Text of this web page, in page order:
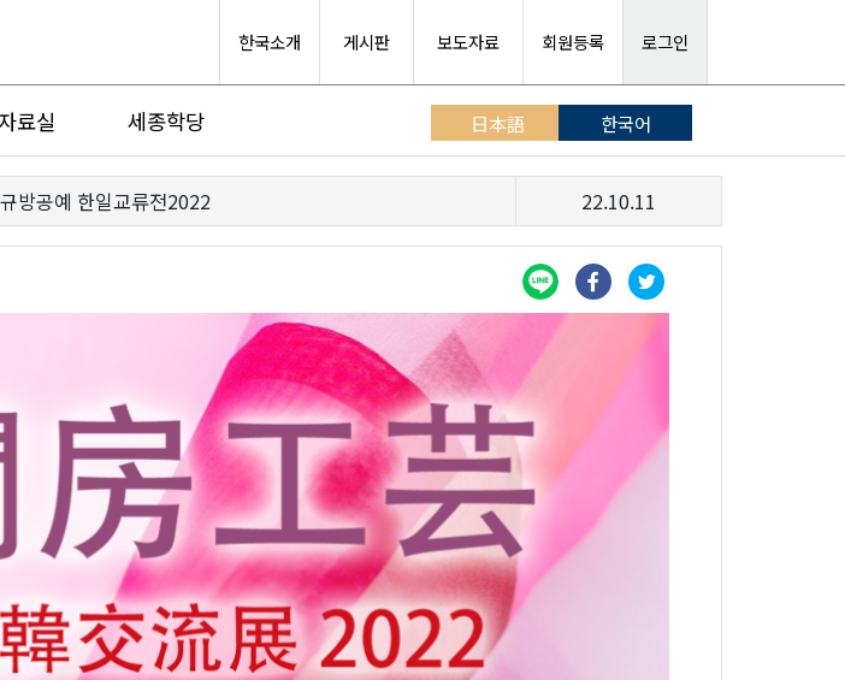
한국소개 게시판 보도자료 회원등록 로그인
료실 세종학당 日本語 한국어
규방공예 한일교류전2022 22.10.11